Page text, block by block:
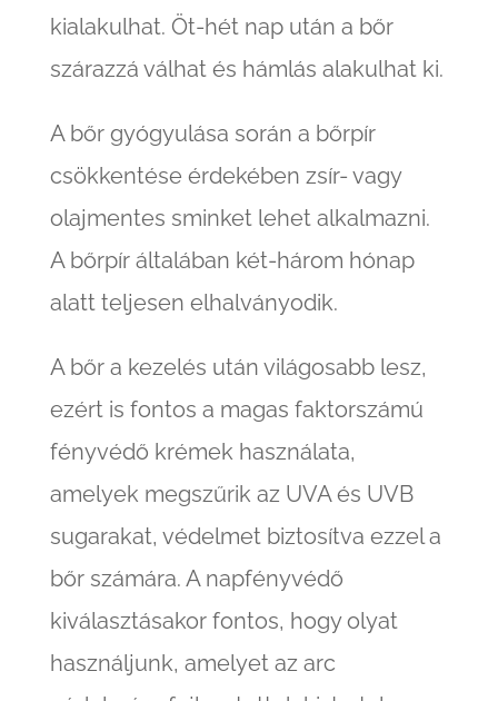
kialakulhat. Öt-hét nap után a bőr
szárazzá válhat és hámlás alakulhat ki.
A bőr gyógyulása során a bőrpír
csökkentése érdekében zsír- vagy
olajmentes sminket lehet alkalmazni.
A bőrpír általában két-három hónap
alatt teljesen elhalványodik.
A bőr a kezelés után világosabb lesz,
ezért is fontos a magas faktorszámú
fényvédő krémek használata,
amelyek megszűrik az UVA és UVB
sugarakat, védelmet biztosítva ezzel a
bőr számára. A napfényvédő
kiválasztásakor fontos, hogy olyat
használjunk, amelyet az arc